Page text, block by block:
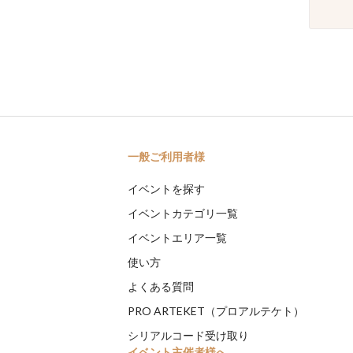
一般ご利用者様
イベントを探す
イベントカテゴリ一覧
イベントエリア一覧
使い方
よくある質問
PRO ARTEKET（プロアルテケト）
シリアルコード受け取り